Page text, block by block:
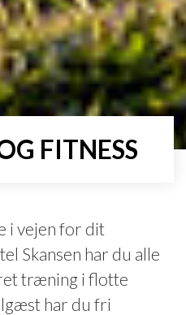
FITNESS
i vejen for dit
Skansen har du alle
træning i flotte
har du fri